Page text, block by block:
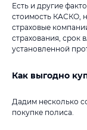
Есть и другие
стоимость КАСКО,
страховые
страхования, срок
установленной
Как выгодно
Дадим несколько
покупке полиса.